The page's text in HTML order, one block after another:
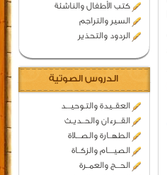
كتب الأطفال والناشئة
السير والتراجم
الردود والتحذير
الدروس الصوتية
العقــيدة والتـوحيـــد
القـــرءان والحــديـث
الطهــارة والصـــلاة
الصيــــام والزكــاة
الحـــج والعمــرة